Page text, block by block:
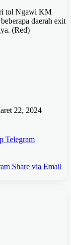
tol Ngawi KM
daerah exit
(Red)
22, 2024
Telegram
Share via Email